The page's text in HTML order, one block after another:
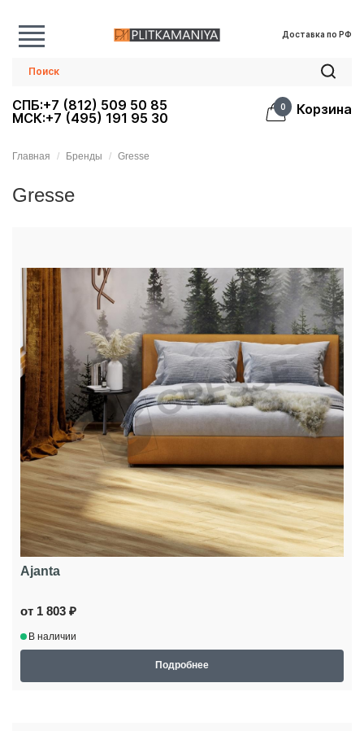
Доставка по РФ
СПБ:+7 (812) 509 50 85
МСК:+7 (495) 191 95 30
0 Корзина
Главная Бренды Gresse
Gresse
Ajanta
от 1 803 ₽
В наличии
Подробнее